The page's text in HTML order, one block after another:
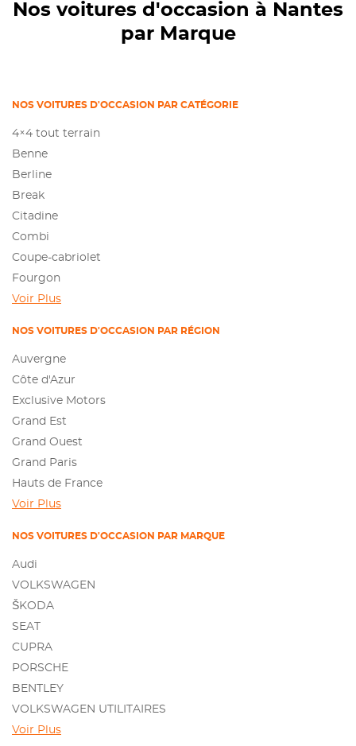
Nos voitures d'occasion à Nantes
par Marque
NOS VOITURES D'OCCASION PAR CATÉGORIE
4×4 tout terrain
Benne
Berline
Break
Citadine
Combi
Coupe-cabriolet
Fourgon
Voir Plus
NOS VOITURES D'OCCASION PAR RÉGION
Auvergne
Côte d'Azur
Exclusive Motors
Grand Est
Grand Ouest
Grand Paris
Hauts de France
Voir Plus
NOS VOITURES D'OCCASION PAR MARQUE
Audi
VOLKSWAGEN
ŠKODA
SEAT
CUPRA
PORSCHE
BENTLEY
VOLKSWAGEN UTILITAIRES
Voir Plus